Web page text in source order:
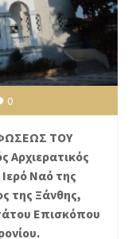
0
ΤΟΥ
Ναό της
της Ξάνθης,
Επισκόπου